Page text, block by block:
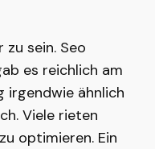
zu sein. Seo
es reichlich am
irgendwie ähnlich
Viele rieten
optimieren. Ein